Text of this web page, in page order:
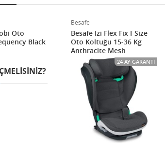
Oto
Black
Besafe
Besafe Izi Flex Fix I-Size
Oto Koltuğu 15-36 Kg
Anthracite Mesh
24 AY GARANTI